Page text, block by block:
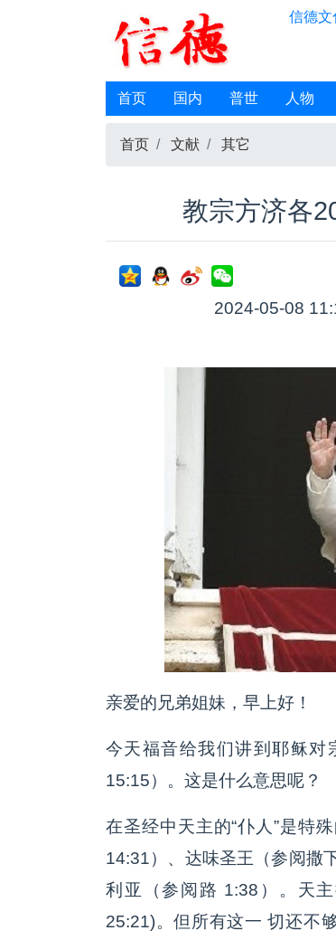
信德文
首页 国内 普世 人物
首页 文献 其它
教宗方济各
2024-05-08
亲爱的兄弟姐妹，早上好！
今天福音给我们讲到耶稣对
15:15）。这是什么意思呢？
在圣经中天主的“仆人”是特
14:31）、达味圣王（参阅撒
利亚（参阅路 1:38）。天
25:21)。但所有这一 切还不